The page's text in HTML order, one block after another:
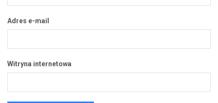
Adres e-mail
Witryna internetowa